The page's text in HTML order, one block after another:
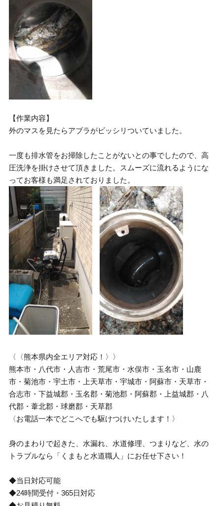
【作業内容】
外のマスを見たらアブラがビッシリついていました。
一度も排水管をお掃除したことがないとの事でしたので、高
圧洗浄を掛けさせて頂きました。スムーズに流れるようにな
ってお客様も満足されておりました。
〈〈熊本県内全エリア対応！〉〉
熊本市・八代市・人吉市・荒尾市・水俣市・玉名市・山鹿
市・菊池市・宇土市・上天草市・宇城市・阿蘇市・天草市・
合志市・下益城郡・玉名郡・菊池郡・阿蘇郡・上益城郡・八
代郡・葦北郡・球磨郡・天草郡
〈お電話一本でどこへでも駆けつけいたします！〉
身のまわりで起きた、水漏れ、水道修理、つまりなど、水の
トラブルなら「くまもと水道職人」にお任せ下さい！
◆当日対応可能
◆24時間受付・365日対応